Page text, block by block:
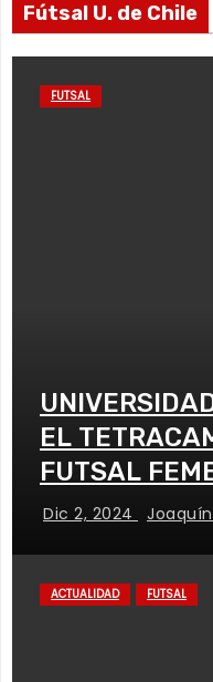
Fútsal U. de Chile
FUTSAL
EL
FUTSAL
Dic 2, 2024 Joaquín
ACTUALIDAD FUTSAL